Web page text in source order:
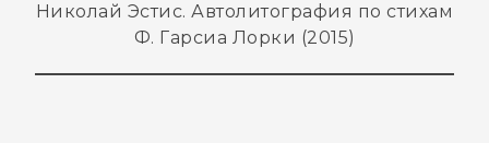
Николай Эстис. Автолитография по стихам
Ф. Гарсиа Лорки (2015)